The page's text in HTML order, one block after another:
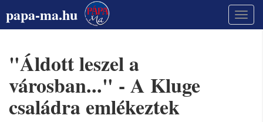
papa-ma.hu
"Áldott leszel a
városban..." - A Kluge
családra emlékeztek